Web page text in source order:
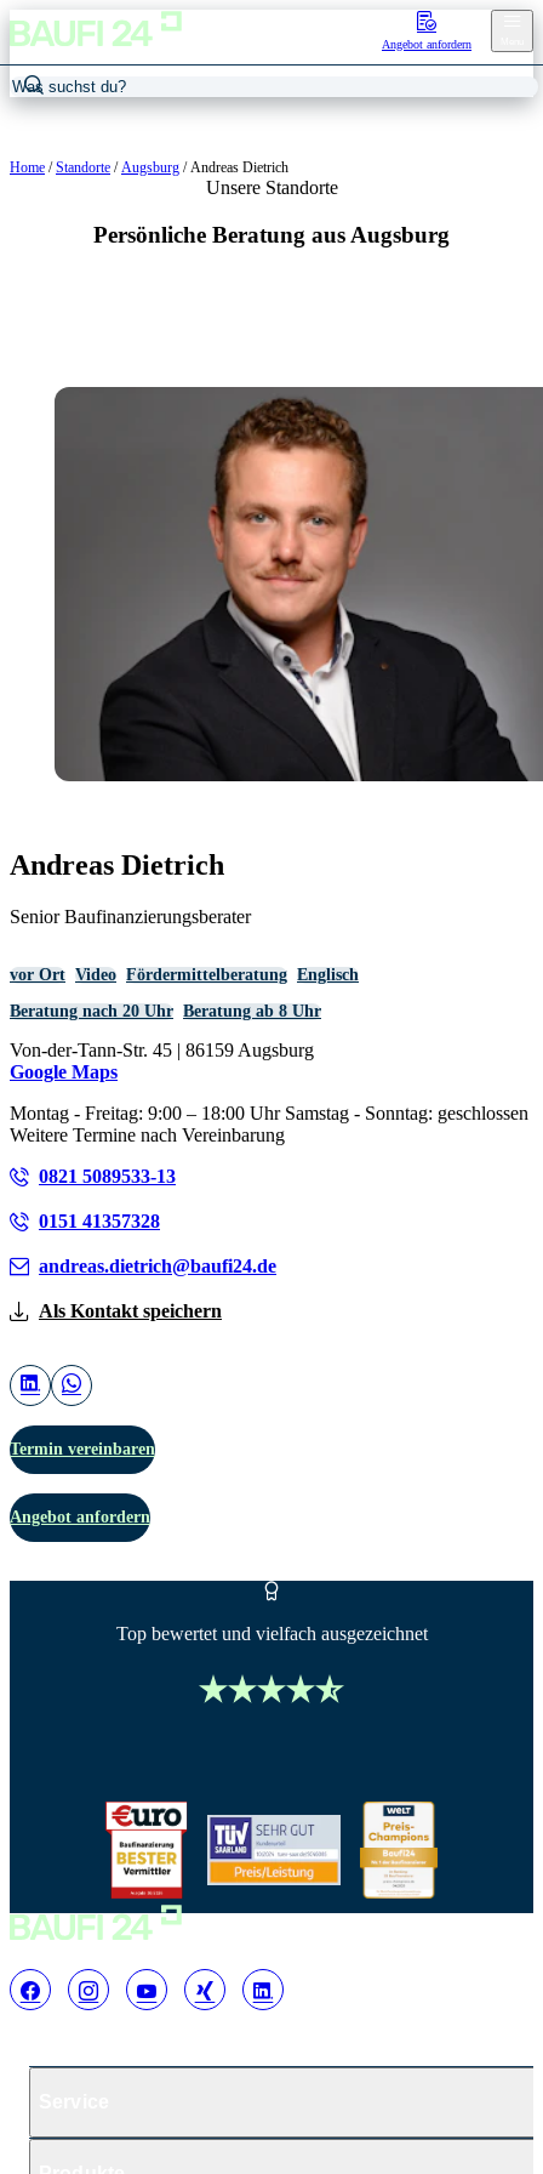
Angebot anfordern
Home /Standorte /Augsburg /Andreas Dietrich
Unsere Standorte
Persönliche Beratung aus Augsburg
Andreas Dietrich
Senior Baufinanzierungsberater
vor Ort Video Fördermittelberatung Englisch
Beratung nach 20 Uhr Beratung ab 8 Uhr
Von-der-Tann-Str. 45 | 86159 Augsburg
Google Maps
Montag - Freitag: 9:00 – 18:00 Uhr Samstag - Sonntag: geschlossen
Weitere Termine nach Vereinbarung
0821 5089533-13
0151 41357328
andreas.dietrich@baufi24.de
Als Kontakt speichern
Termin vereinbaren
Angebot anfordern
Top bewertet und vielfach ausgezeichnet